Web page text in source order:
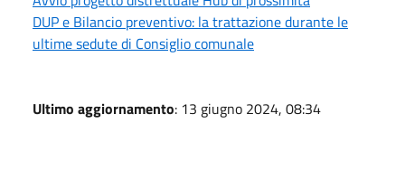
DUP e Bilancio preventivo: la trattazione durante le
ultime sedute di Consiglio comunale
Ultimo aggiornamento: 13 giugno 2024, 08:34